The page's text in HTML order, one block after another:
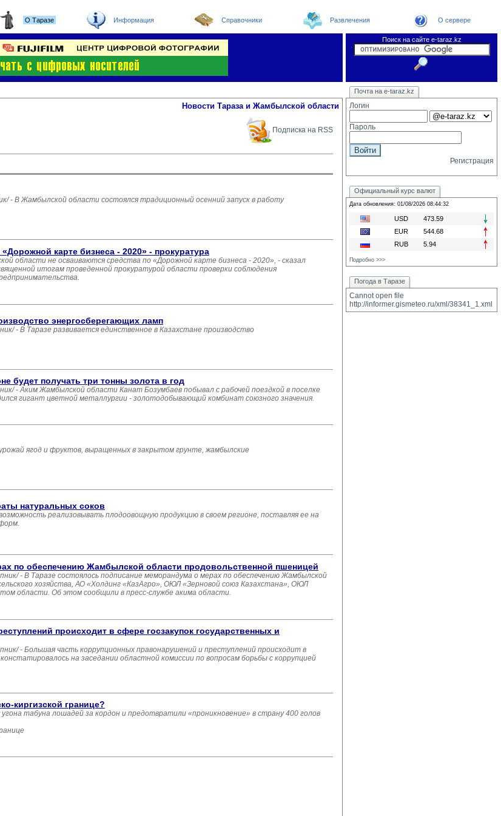
О Таразе Информация Справочники Развлечения О сервере
Поиск на сайте e-taraz.kz
Новости Погода в Таразе
Телефоный справочник
Видеоконференция
Новости e-taraz
Новости Тараза и Жамбылской области
Подписка на RSS
Жамбылской области состоялся традиционный осенний запуск в работу
карте бизнеса - 2020» - прокуратура
области не осваиваются средства по «Дорожной карте бизнеса - 2020», - сказал
итогам проведенной прокуратурой области проверки соблюдения
энергосберегающих ламп
В Таразе развивается единственное в Казахстане производство
будет получать три тонны золота в год
Аким Жамбылской области Канат Бозумбаев побывал с рабочей поездкой в поселке
гигант цветной металлургии - золотодобывающий комбинат союзного значения.
ягод и фруктов, выращенных в закрытом грунте, жамбылские
натуральных соков
реализовывать плодоовощную продукцию в своем регионе, поставляя ее на
по обеспечению Жамбылской области продовольственной пшеницей
- В Таразе состоялось подписание меморандума о мерах по обеспечению Жамбылской
хозяйства, АО «Холдинг «КазАгро», ОЮЛ «Зерновой союз Казахстана», ОЮЛ
области. Об этом сообщили в пресс-службе акима области.
происходит в сфере госзакупок государственных и
- Большая часть коррупционных правонарушений и преступлений происходит в
на заседании областной комиссии по вопросам борьбы с коррупцией
киргизской границе?
табуна лошадей за кордон и предотвратили «проникновение» в страну 400 голов
Почта на e-taraz.kz
Логин
Пароль
Регистрация
Официальный курс валют
Дата обновления: 01/08/2026 08:44:32
USD
473.59
EUR
544.68
RUB
5.94
Подробно >>>
Погода в Таразе
Cannot open file
http://informer.gismeteo.ru/xml/38341_1.xml